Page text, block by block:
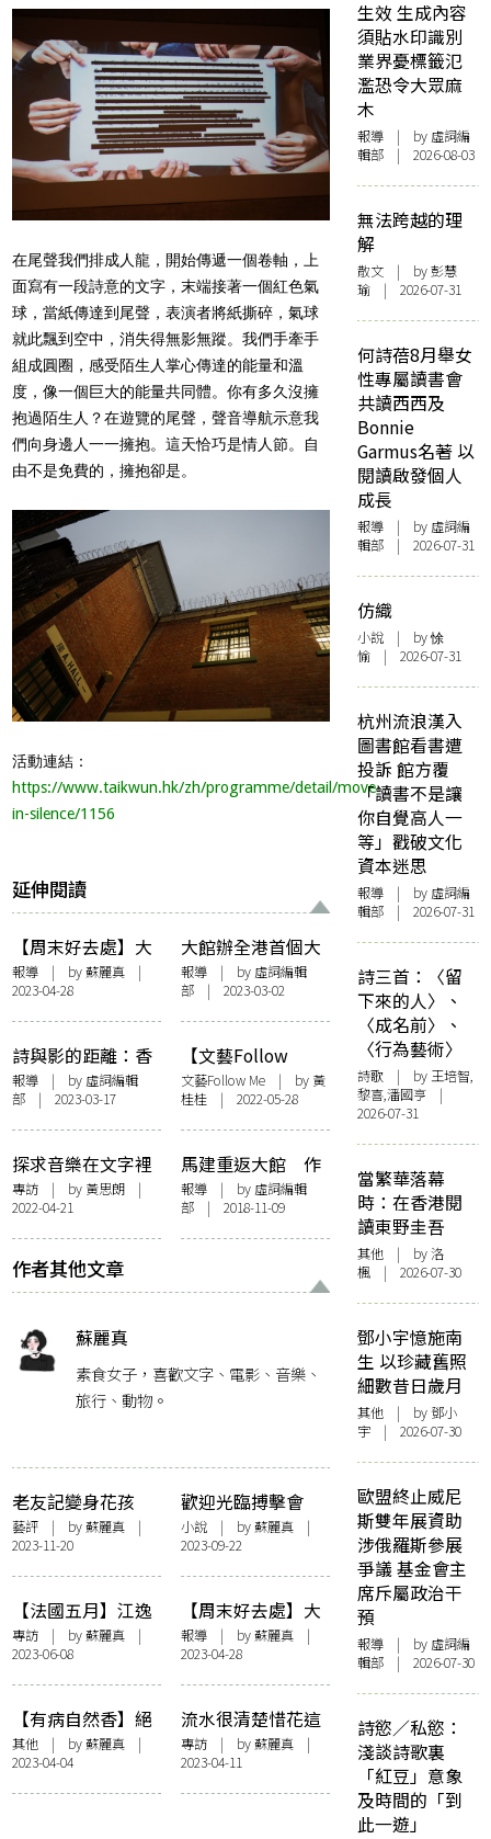
在尾聲我們排成人龍，開始傳遞一個卷軸，上
面寫有一段詩意的文字，末端接著一個紅色氣
球，當紙傳達到尾聲，表演者將紙撕碎，氣球
就此飄到空中，消失得無影無蹤。我們手牽手
組成圓圈，感受陌生人掌心傳達的能量和溫
度，像一個巨大的能量共同體。你有多久沒擁
抱過陌生人？在遊覽的尾聲，聲音導航示意我
們向身邊人一一擁抱。這天恰巧是情人節。自
由不是免費的，擁抱卻是。
活動連結：
https://www.taikwun.hk/zh/programme/detail/move-
in-silence/1156
延伸閱讀
【周末好去處】大
館「BOOKED：香
港藝術書展」 行
為藝術、現場實驗
音樂表演創新猷
報導 | by蘇麗真 |
2023-04-28
大館辦全港首個大
型LGBTQ+展覽
立足神話展望未
來 「神話製造者
——光．合作用
III」
報導| by 虛詞編輯
部 | 2023-03-02
詩與影的距離：香
港藝術節@大館
《讀音：進山．看
海．未嘗不可》
報導 | by 虛詞編輯
部 | 2023-03-17
【文藝Follow
Me】大館《雙同》
遊走虛幻與現實
梁御東的紅色椅
子：該倒下的沒倒
下
文藝Follow Me| by 黃
桂桂 | 2022-05-28
探求音樂在文字裡
的意義——訪「香
港藝術節@大館」
《璃屋》作曲家盧
定彰
專訪 | by 黃思朗 |
2022-04-21
馬建重返大館 作
家與文化界捍衛自
由
報導| by 虛詞編輯
部 | 2018-11-09
作者其他文章
蘇麗真
素食女子，喜歡文字、電影、音樂、
旅行、動物。
老友記變身花孩
子 放肆玩樂跳出
彩虹：記十八有藝
「身體年輪」
《一、二…二個
半》
藝評 | by蘇麗真 |
2023-11-20
歡迎光臨搏擊會
小說| by蘇麗真|
2023-09-22
【法國五月】江逸
天✕林嘉欣✕王榮
祿✕譚之卓《His
Temple》：月光
淨化人心，迷霧裡
靜候覺醒時刻
專訪 | by蘇麗真 |
2023-06-08
【周末好去處】大
館「BOOKED：香
港藝術書展」 行
為藝術、現場實驗
音樂表演創新猷
報導| by蘇麗真|
2023-04-28
【有病自然香】絕
處逢生的大腸癌：
高行健、張曉風、
楊德昌
其他 | by蘇麗真 |
2023-04-04
流水很清楚惜花這
個責任：訪《流水
落花》導演賈勝楓
專訪| by蘇麗真|
2023-04-11
生效 生成內容
須貼水印識別
業界憂標籤氾
濫恐令大眾麻
木
報導 | by 虛詞編
輯部 | 2026-08-03
無法跨越的理
解
散文 | by 彭慧
瑜 | 2026-07-31
何詩蓓8月舉女
性專屬讀書會
共讀西西及
Bonnie
Garmus名著 以
閱讀啟發個人
成長
報導 | by 虛詞編
輯部 | 2026-07-31
仿織
小說 | by 悇
愉 | 2026-07-31
杭州流浪漢入
圖書館看書遭
投訴 館方覆
「讀書不是讓
你自覺高人一
等」戳破文化
資本迷思
報導 | by 虛詞編
輯部 | 2026-07-31
詩三首：〈留
下來的人〉、
〈成名前〉、
〈行為藝術〉
詩歌 | by 王培智,
黎喜,潘國亨 |
2026-07-31
當繁華落幕
時：在香港閱
讀東野圭吾
其他 | by洛
楓 | 2026-07-30
鄧小宇憶施南
生 以珍藏舊照
細數昔日歲月
其他 | by 鄧小
宇 | 2026-07-30
歐盟終止威尼
斯雙年展資助
涉俄羅斯參展
爭議 基金會主
席斥屬政治干
預
報導 | by 虛詞編
輯部 | 2026-07-30
詩慾／私慾：
淺談詩歌裏
「紅豆」意象
及時間的「到
此一遊」